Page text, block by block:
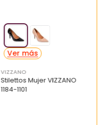
VIZZANO
Stilettos Mujer VIZZANO
1184-1101